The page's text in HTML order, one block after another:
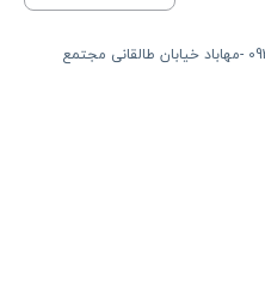
09306824321-04442237893 -مهاباد خیابان طالقانی مجتمع